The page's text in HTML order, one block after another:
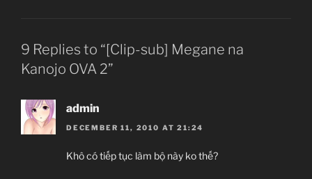
9 Replies to “[Clip-sub] Megane na
Kanojo OVA 2”
admin
DECEMBER 11, 2010 AT 21:24
Khô có tiếp tục làm bộ này ko thế?